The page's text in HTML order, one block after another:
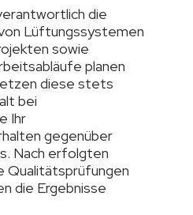
die
Lüftungssystemen
sowie
planen
diese stets
bei
Ihr
gegenüber
Nach erfolgten
Qualitätsprüfungen
die Ergebnisse